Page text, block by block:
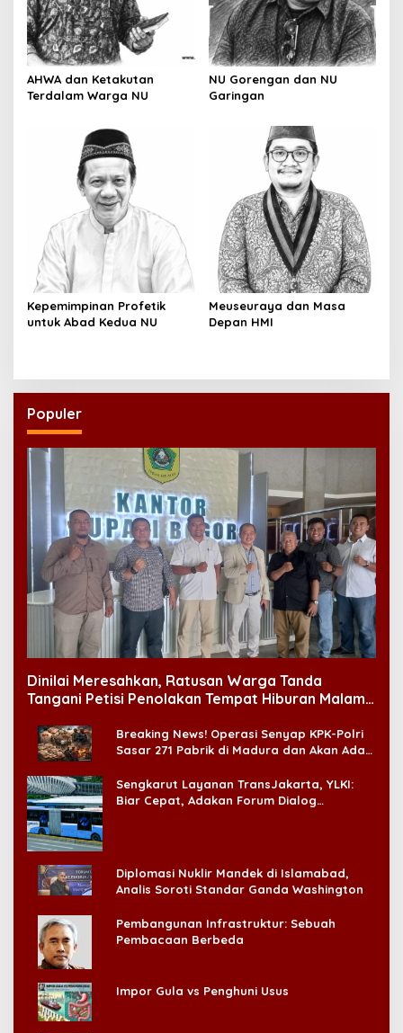
AHWA dan Ketakutan
Terdalam Warga NU
NU Gorengan dan NU
Garingan
Kepemimpinan Profetik
untuk Abad Kedua NU
Meuseuraya dan Masa
Depan HMI
Populer
Dinilai Meresahkan, Ratusan Warga Tanda
Tangani Petisi Penolakan Tempat Hiburan Malam
Breaking News! Operasi Senyap KPK-Polri
Sasar 271 Pabrik di Madura dan Akan Ada
Sengkarut Layanan TransJakarta, YLKI:
Biar Cepat, Adakan Forum Dialog
Diplomasi Nuklir Mandek di Islamabad,
Analis Soroti Standar Ganda Washington
Pembangunan Infrastruktur: Sebuah
Pembacaan Berbeda
Impor Gula vs Penghuni Usus